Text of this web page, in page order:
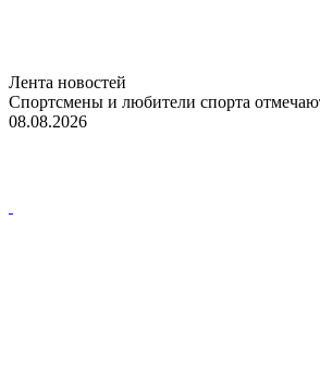
Лента новостей
Спортсмены и любители спорта
08.08.2026